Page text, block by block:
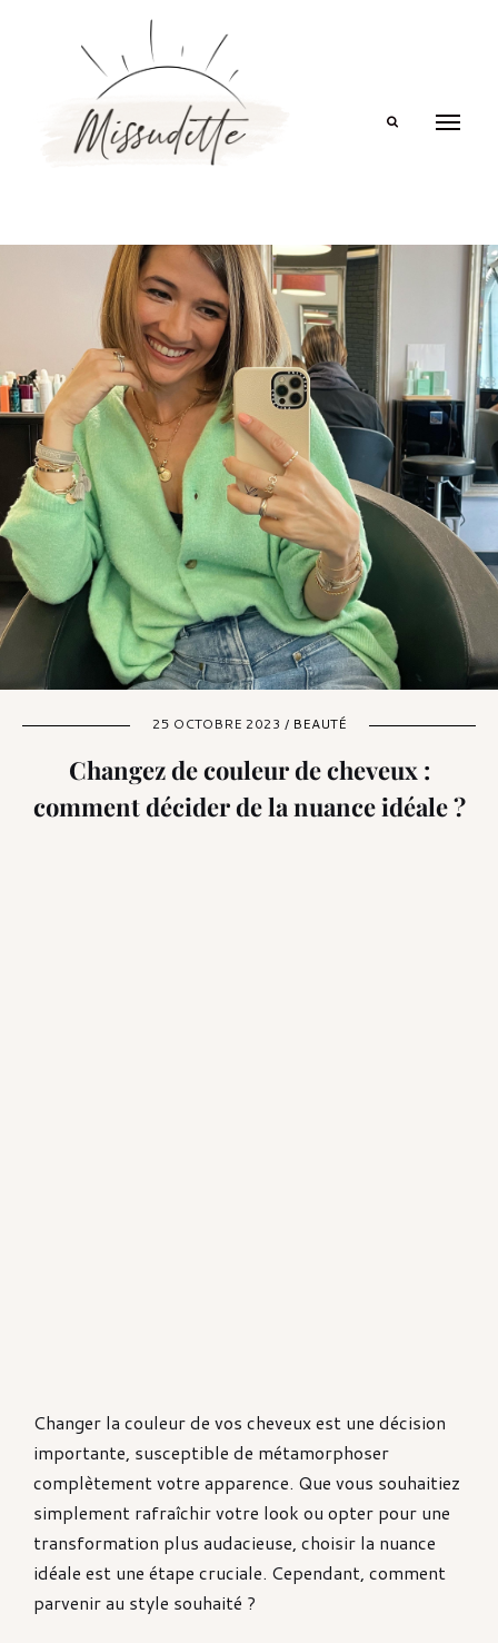
25 OCTOBRE 2023 / BEAUTÉ
Changez de couleur de cheveux :
comment décider de la nuance idéale ?
Changer la couleur de vos cheveux est une décision
importante, susceptible de métamorphoser
complètement votre apparence. Que vous souhaitiez
simplement rafraîchir votre look ou opter pour une
transformation plus audacieuse, choisir la nuance
idéale est une étape cruciale. Cependant, comment
parvenir au style souhaité ?